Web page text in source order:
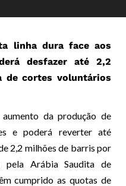
linha dura face aos
desfazer até 2,2
de cortes voluntários
da produção de
e poderá reverter até
2,2 milhões de barris por
pela Arábia Saudita de
cumprido as quotas de